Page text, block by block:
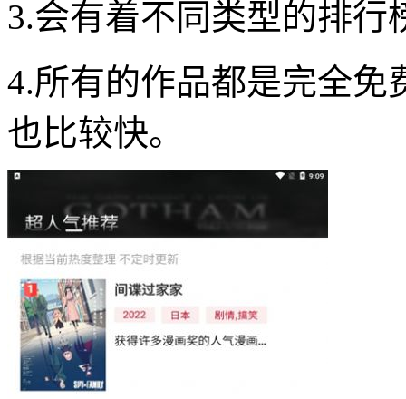
3.会有着不同类型的排行
4.所有的作品都是完全免
也比较快。